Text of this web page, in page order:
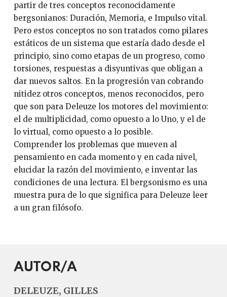
partir de tres conceptos reconocidamente
bergsonianos: Duración, Memoria, e Impulso vital.
Pero estos conceptos no son tratados como pilares
estáticos de un sistema que estaría dado desde el
principio, sino como etapas de un progreso, como
torsiones, respuestas a disyuntivas que obligan a
dar nuevos saltos. En la progresión van cobrando
nitidez otros conceptos, menos reconocidos, pero
que son para Deleuze los motores del movimiento:
el de multiplicidad, como opuesto a lo Uno, y el de
lo virtual, como opuesto a lo posible.
Comprender los problemas que mueven al
pensamiento en cada momento y en cada nivel,
elucidar la razón del movimiento, e inventar las
condiciones de una lectura. El bergsonismo es una
muestra pura de lo que significa para Deleuze leer
a un gran filósofo.
AUTOR/A
DELEUZE, GILLES